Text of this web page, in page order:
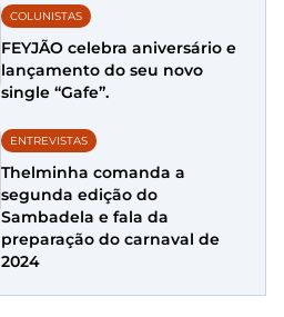
COLUNISTAS
FEYJÃO celebra aniversário e
lançamento do seu novo
single “Gafe”.
ENTREVISTAS
Thelminha comanda a
segunda edição do
Sambadela e fala da
preparação do carnaval de
2024